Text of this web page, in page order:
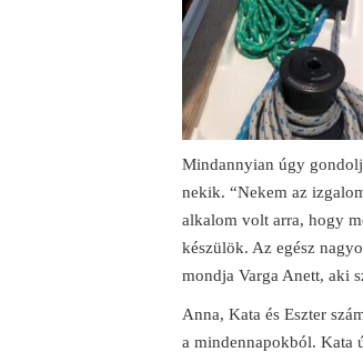
Mindannyian úgy
nekik. “Nekem az
alkalom volt arra, hogy
készülök. Az egész
mondja Varga Anett, aki
Anna, Kata és Eszter
a mindennapokból. Kata